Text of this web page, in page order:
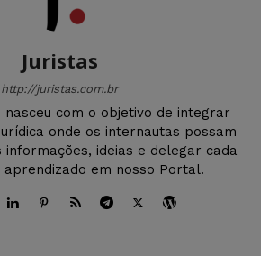
Juristas
http://juristas.com.br
com o objetivo de integrar
onde os internautas possam
ideias e delegar cada
aprendizado em nosso Portal.